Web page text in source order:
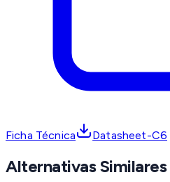
Ficha Técnica Datasheet-C6
Alternativas Similares